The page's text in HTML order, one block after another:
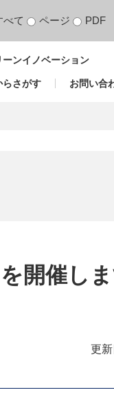
べて ページ PDF
ンイノベーション
らさがす お問い合
開催し
更